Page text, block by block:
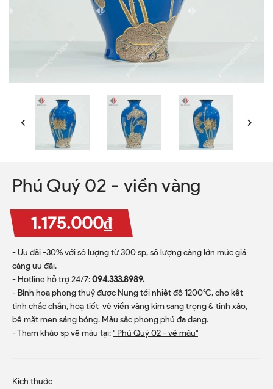
Phú Quý 02 - viền vàng
1.175.000₫
- Ưu đãi -30% với số lượng từ 300 sp, số lượng càng lớn mức giá
càng ưu đãi.
- Hotline hỗ trợ 24/7:094.333.8989.
- Bình hoa phong thuỷ được Nung tới nhiệt độ 1200ºC, cho kết
tinh chắc chắn, hoạ tiết vẽ viền vàng kim sang trọng & tinh xảo,
bề mặt men sáng bóng. Màu sắc phong phú đa dạng.
- Tham khảo sp vẽ màu tại:" Phú Quý 02 - vẽ màu"
Kích thước